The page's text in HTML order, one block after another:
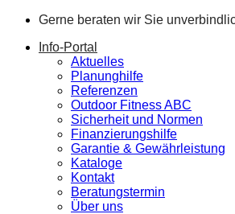
Zum
springen
Gerne beraten wir Sie
Info-Portal
Aktuelles
Planunghilfe
Referenzen
Outdoor Fitness ABC
Sicherheit und Normen
Finanzierungshilfe
Garantie & Gewährleistung
Kataloge
Kontakt
Beratungstermin
Über uns